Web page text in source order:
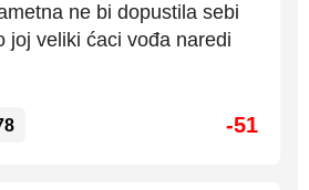
ne bi dopustila sebi
joj veliki ćaci vođa naredi
-51